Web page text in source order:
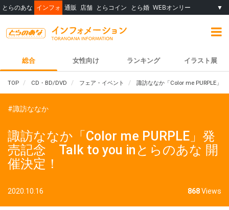
とらのあな インフォ 通販 店舗 とらコイン とら婚 WEBオンリー ▼
総合 女性向け ランキング イラスト展
TOP CD・BD/DVD フェア・イベント 諏訪ななか「Color me PURPLE」
#諏訪ななか
諏訪ななか「Color me PURPLE」発
売記念 Talk to you inとらのあな 開
催決定！
2020.10.16 868Views